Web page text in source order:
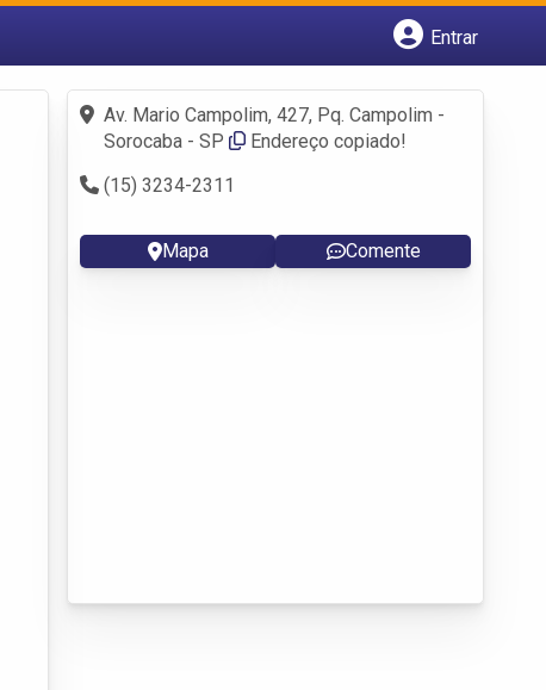
Entrar
Fazer login
Criar conta
Av. Mario Campolim, 427, Pq. Campolim -
Sorocaba - SP
Endereço copiado!
(15) 3234-2311
Mapa Comente